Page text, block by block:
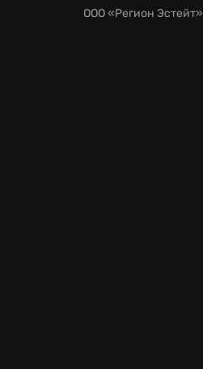
ООО «Регион Эстейт»